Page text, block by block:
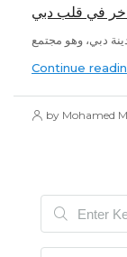
Continue
by Mohamed